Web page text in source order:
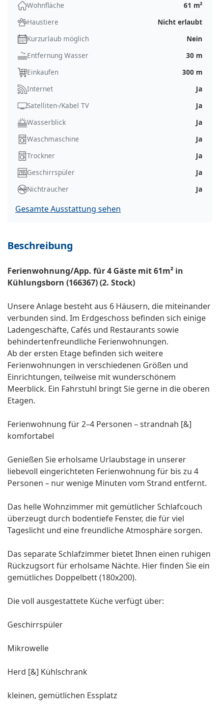
Wohnfläche
61 m²
Haustiere
Nicht erlaubt
Kurzurlaub möglich
Nein
Entfernung Wasser
30 m
Einkaufen
300 m
Internet
Ja
Satelliten-/Kabel TV
Ja
Wasserblick
Ja
Waschmaschine
Ja
Trockner
Ja
Geschirrspüler
Ja
Nichtraucher
Ja
Gesamte Ausstattung sehen
Beschreibung
Ferienwohnung/App. für 4 Gäste mit 61m² in
Kühlungsborn (166367) (2. Stock)
Unsere Anlage besteht aus 6 Häusern, die miteinander
verbunden sind. Im Erdgeschoss befinden sich einige
Ladengeschäfte, Cafés und Restaurants sowie
behindertenfreundliche Ferienwohnungen.
Ab der ersten Etage befinden sich weitere
Ferienwohnungen in verschiedenen Größen und
Einrichtungen, teilweise mit wunderschönem
Meerblick. Ein Fahrstuhl bringt Sie gerne in die oberen
Etagen.
Ferienwohnung für 2–4 Personen – strandnah [&]
komfortabel
Genießen Sie erholsame Urlaubstage in unserer
liebevoll eingerichteten Ferienwohnung für bis zu 4
Personen – nur wenige Minuten vom Strand entfernt.
Das helle Wohnzimmer mit gemütlicher Schlafcouch
überzeugt durch bodentiefe Fenster, die für viel
Tageslicht und eine freundliche Atmosphäre sorgen.
Das separate Schlafzimmer bietet Ihnen einen ruhigen
Rückzugsort für erholsame Nächte. Hier finden Sie ein
gemütliches Doppelbett (180x200).
Die voll ausgestattete Küche verfügt über:
Geschirrspüler
Mikrowelle
Herd [&] Kühlschrank
kleinen, gemütlichen Essplatz